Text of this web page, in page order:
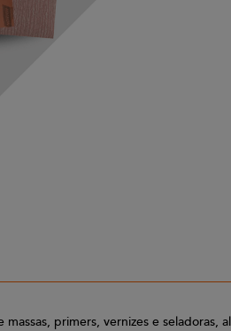
primers, vernizes e